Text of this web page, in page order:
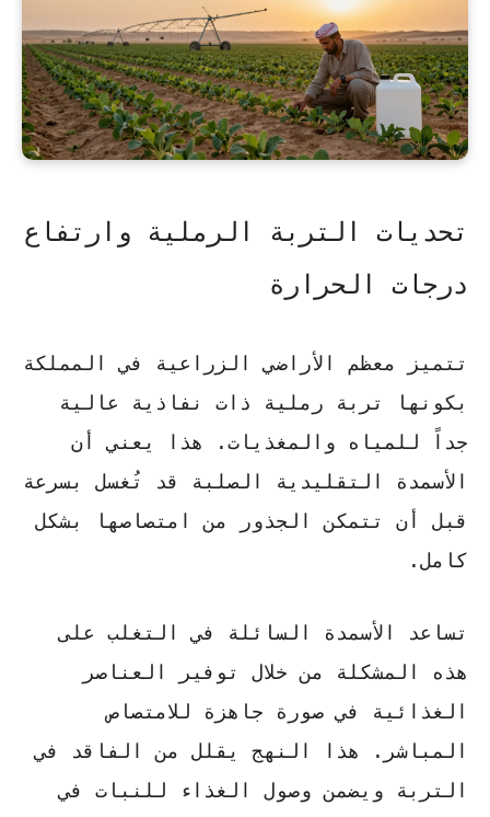
تحديات التربة الرملية وارتفاع
درجات الحرارة
تتميز معظم الأراضي الزراعية في المملكة
بكونها تربة رملية ذات نفاذية عالية
جداً للمياه والمغذيات. هذا يعني أن
الأسمدة التقليدية الصلبة قد تُغسل بسرعة
قبل أن تتمكن الجذور من امتصاصها بشكل
كامل.
تساعد الأسمدة السائلة في التغلب على
هذه المشكلة من خلال توفير العناصر
الغذائية في صورة جاهزة للامتصاص
المباشر. هذا النهج يقلل من الفاقد في
التربة ويضمن وصول الغذاء للنبات في